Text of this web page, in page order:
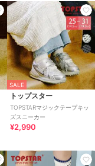
SALE
トップスター
TOPSTARマジックテープキッ
ズスニーカー
¥2,990